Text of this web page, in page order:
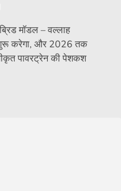
मॉडल – वल्लाह
करेगा, और 2026 तक
पावरट्रेन की पेशकश